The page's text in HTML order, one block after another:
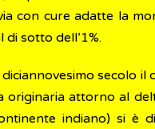
con cure adatte la
sotto dell’1%.
secolo il
originaria attorno al
indiano) si è